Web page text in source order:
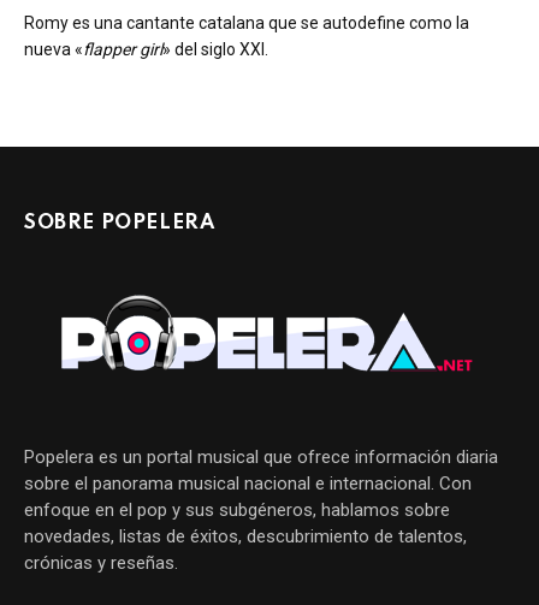
Romy es una cantante catalana que se autodefine como la
nueva «flapper girl» del siglo XXI.
SOBRE POPELERA
Popelera es un portal musical que ofrece información diaria
sobre el panorama musical nacional e internacional. Con
enfoque en el pop y sus subgéneros, hablamos sobre
novedades, listas de éxitos, descubrimiento de talentos,
crónicas y reseñas.